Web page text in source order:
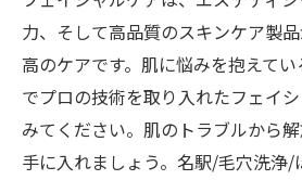
力、そして高品質のスキンケア製
高のケアです。肌に悩みを抱えて
でプロの技術を取り入れたフェイ
みてください。肌のトラブルから
手に入れましょう。名駅/毛穴洗浄